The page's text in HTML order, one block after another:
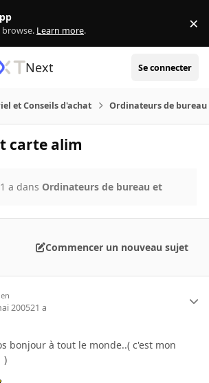
Learn more. ×
Next Se connecter
et Conseils d'achat Ordinateurs de bureau
carte alim
a dans Ordinateurs de bureau et
Commencer un nouveau sujet
200521 a
bonjour à tout le monde..( c'est mon
)